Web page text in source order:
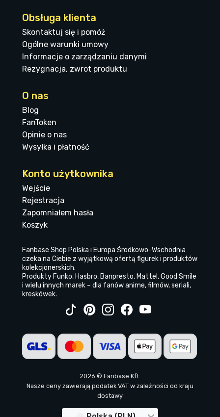
Obsługa klienta
Skontaktuj się i pomóż
Ogólne warunki umowy
Informacje o zarządzaniu danymi
Rezygnacja, zwrot produktu
O nas
Blog
FanToken
Opinie o nas
Wysyłka i płatność
Konto użytkownika
Wejście
Rejestracja
Zapomniałem hasła
Koszyk
Fanbase Shop Polska i Europa Środkowo-Wschodnia
czeka na Ciebie z wyjątkową ofertą figurek i produktów
kolekcjonerskich.
Produkty Funko, Hasbro, Banpresto, Mattel, Good Smile
i wielu innych marek – dla fanów anime, filmów, seriali,
kreskówek.
2026 © Fanbase Kft.
Nasze ceny zawierają podatek VAT w zależności od kraju
dostawy